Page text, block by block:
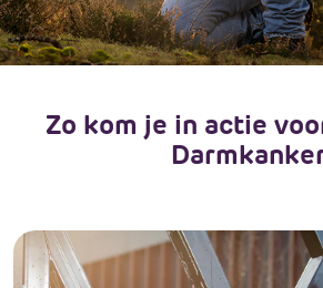
Zo kom je in actie